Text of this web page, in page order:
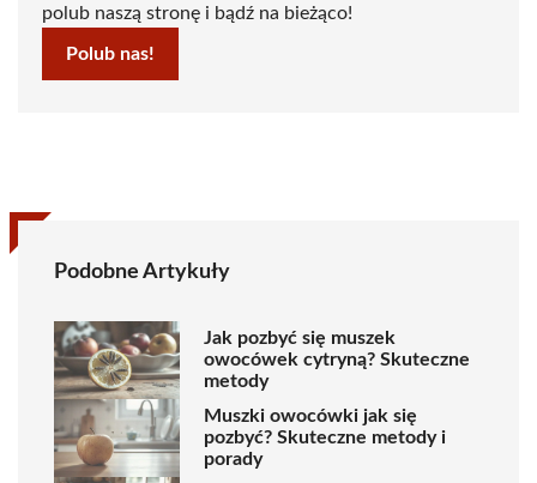
polub naszą stronę i bądź na bieżąco!
Polub nas!
Podobne Artykuły
Jak pozbyć się muszek
owocówek cytryną? Skuteczne
metody
Muszki owocówki jak się
pozbyć? Skuteczne metody i
porady